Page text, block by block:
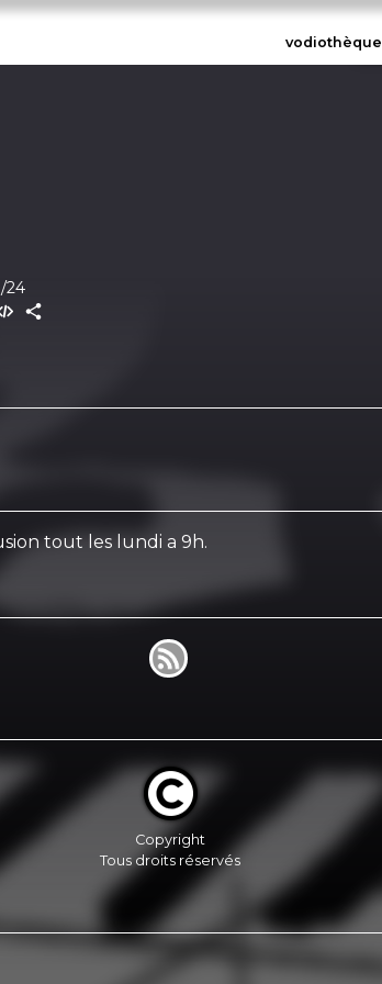
vodiothèque
24
tout les lundi a 9h.
Copyright
Tous droits réservés